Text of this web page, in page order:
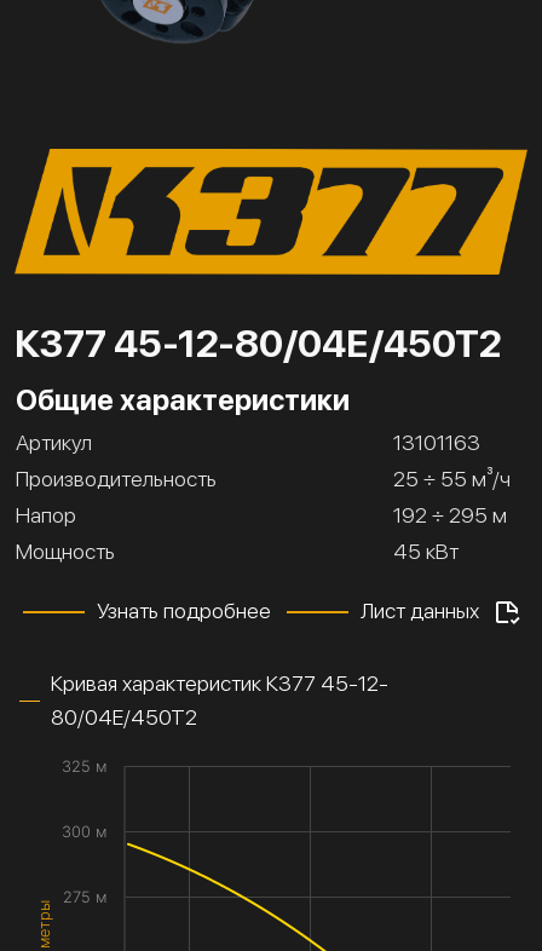
К377 45-12-80/04Е/450Т2
Общие характеристики
Артикул
13101163
Производительность
25 ÷ 55 м³/ч
Напор
192 ÷ 295 м
Мощность
45 кВт
Узнать подробнее Лист данных
Кривая характеристик К377 45-12-
80/04Е/450Т2
275 м
300 м
325 м